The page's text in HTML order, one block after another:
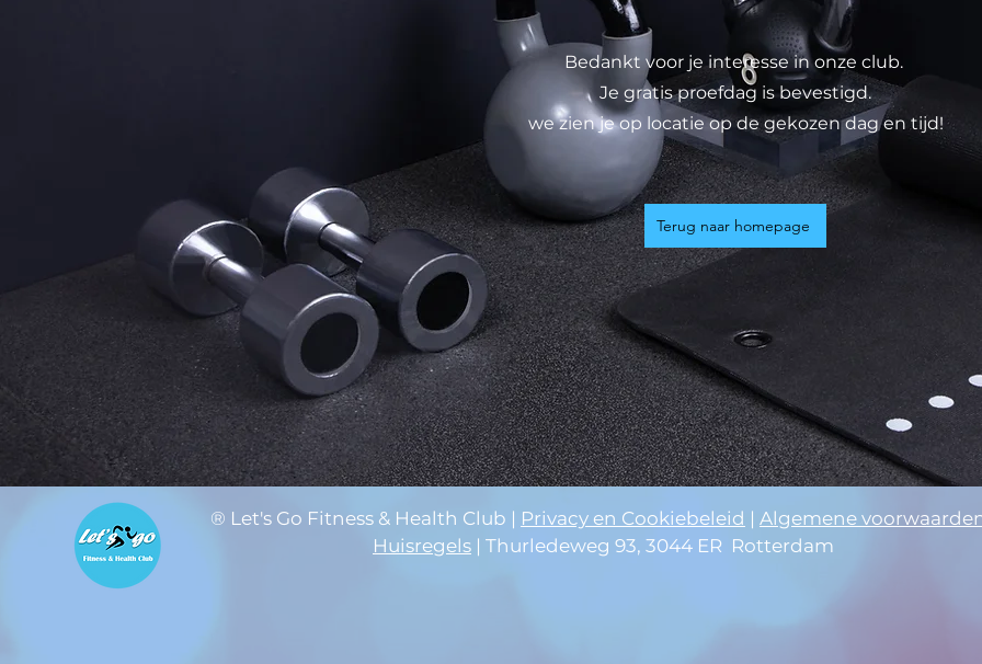
Bedankt voor je interesse in onze club.
Je gratis proefdag is bevestigd.
we zien je op locatie op de gekozen dag en tijd!
Terug naar homepage
® Let's Go Fitness & Health Club | Privacy en Cookiebeleid | Algemene
Huisregels | Thurledeweg 93, 3044 ER Rotterdam